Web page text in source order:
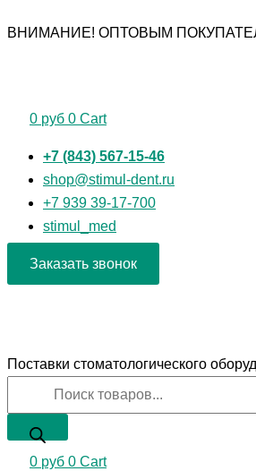
кВНИМАНИЕ! ОПТОВЫМ
0 руб 0 Cart
+7 (843) 567-15-46
shop@stimul-dent.ru
+7 939 39-17-700
stimul_med
Заказать звонок
Поставки стоматологического
товаров
0 руб 0 Cart
товаров